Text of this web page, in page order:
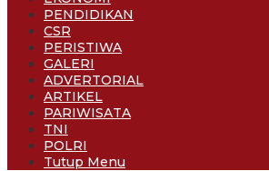
PENDIDIKAN
CSR
PERISTIWA
GALERI
ADVERTORIAL
ARTIKEL
PARIWISATA
TNI
POLRI
Tutup Menu